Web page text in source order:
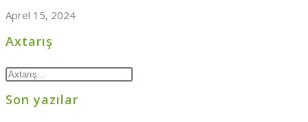
Aprel 15, 2024
Axtarış
Son yazılar